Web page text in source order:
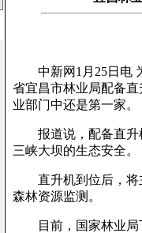
中新网1月25日电 为
省宜昌市林业局配备
业部门中还是第一家。
报道说，配备直升
三峡大坝的生态安全。
直升机到位后，将
森林资源监测。
目前，国家林业局